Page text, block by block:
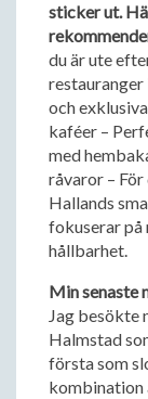
sticker ut.
du är ute
och
kaféer –
med
råvaror –
Hallands
fokuserar på
hållbarhet.
Min senaste
Jag besökte
Halmstad
första som
kombination